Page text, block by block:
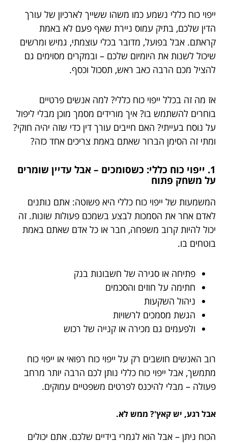
ייפוי כוח כללי נשמע כמו משהו ששייך לארכיון של עורך
הדין שלכם, בתיק עמוס ניירת שאף פעם לא באמת
קראתם. אבל בפועל, מדובר בכלי עוצמתי, גמיש ומרשים
שיכול לשנות את היומיום שלכם – ובמקרים מסוימים גם
להציל מכם הרבה כאב ראש, תסכול וכסף.
אז מה זה בכלל ייפוי כוח כללי? למה אנשים פרטיים
בוחרים להשתמש בו? איך מורידים מסמך מוכן מבלי ליפול
על נוסח בעייתי? האם חייבים עורך דין כדי שזה יהיה חוקי?
ומתי זה הסימן הברור שאתם באמת צריכים אחד כזה?
1. ייפוי כוח כללי: כשסומכים – אבל עדיין שומרים
על משחק פתוח
המשמעות של ייפוי כוח כללי היא פשוטה: אתם נותנים
לאדם אחר את הסמכות לבצע בשמכם פעולות שונות. זה
יכול להיות קרוב משפחה, חבר או כל אדם שאתם באמת
בוטחים בו.
פתיחה או סגירה של חשבונות בנק
חתימה על חוזים והסכמים
ניהול השקעות
הגשת מסמכים לרשויות
ולפעמים גם מכירה או קנייה של רכוש
רוב האנשים חושבים רק על ייפוי כוח רפואי או ייפוי כוח
מתמשך, אבל ייפוי כוח כללי נותן לכם הרבה יותר מרחב
פעולה – מבלי להיכנס לפרטים משפטיים עמוקים.
אבל רגע, יש קאץ'? ממש לא.
הכוח ניתן – אבל הוא לגמרי בידיים שלכם. אתם יכולים